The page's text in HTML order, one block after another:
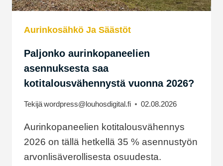
Aurinkosähkö Ja Säästöt
Paljonko aurinkopaneelien
asennuksesta saa
kotitalousvähennystä vuonna 2026?
Tekijäwordpress@louhosdigital.fi 02.08.2026
Aurinkopaneelien kotitalousvähennys
2026 on tällä hetkellä 35 % asennustyön
arvonlisäverollisesta osuudesta.